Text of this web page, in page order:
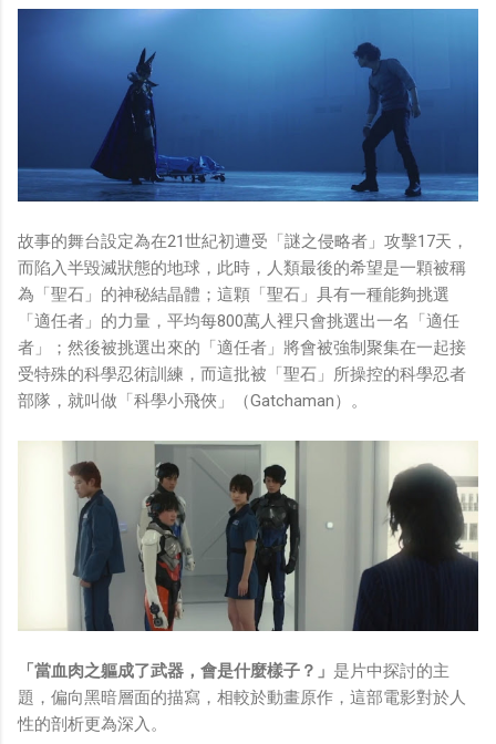
故事的舞台設定為在21世紀初遭受「謎之侵略者」攻擊17天，
而陷入半毀滅狀態的地球，此時，人類最後的希望是一顆被稱
為「聖石」的神秘結晶體；這顆「聖石」具有一種能夠挑選
「適任者」的力量，平均每800萬人裡只會挑選出一名「適任
者」；然後被挑選出來的「適任者」將會被強制聚集在一起接
受特殊的科學忍術訓練，而這批被「聖石」所操控的科學忍者
部隊，就叫做「科學小飛俠」（Gatchaman）。
「當血肉之軀成了武器，會是什麼樣子？」 是片中探討的主
題，偏向黑暗層面的描寫，相較於動畫原作，這部電影對於人
性的剖析更為深入。